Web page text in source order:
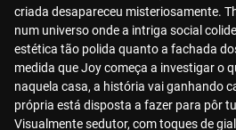
criada desapareceu misteriosamente.
num universo onde a intriga social
estética tão polida quanto a fachada
medida que Joy começa a investigar o
naquela casa, a história vai ganhando
própria está disposta a fazer para pôr
Visualmente sedutor, com toques de